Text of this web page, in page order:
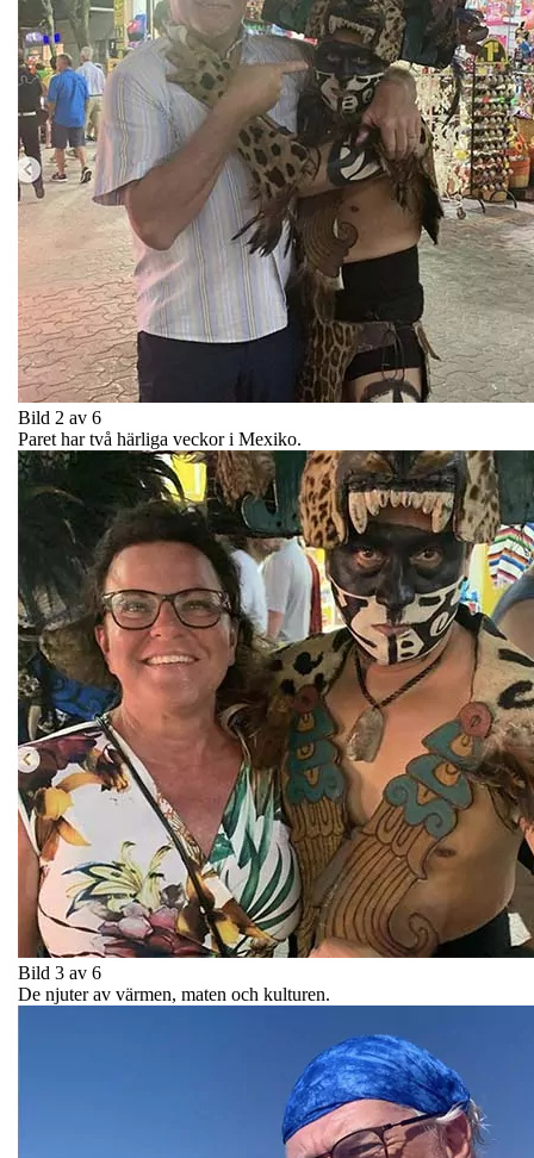
Bild 2 av 6
Paret har två härliga veckor i Mexiko.
Bild 3 av 6
De njuter av värmen, maten och kulturen.